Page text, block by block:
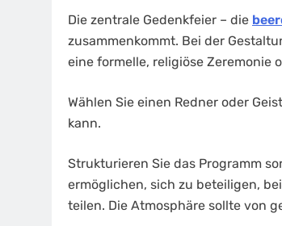
Die zentrale Gedenkfeier – die
zusammenkommt. Bei der
eine formelle, religiöse Zeremonie
Wählen Sie einen Redner oder
kann.
Strukturieren Sie das Programm
ermöglichen, sich zu beteiligen,
teilen. Die Atmosphäre sollte von